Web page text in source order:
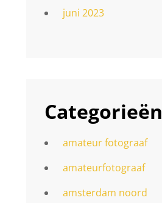
juni 2023
Categorieën
amateur fotograaf
amateurfotograaf
amsterdam noord